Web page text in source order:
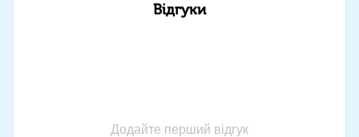
Відгуки
Додайте перший відгук